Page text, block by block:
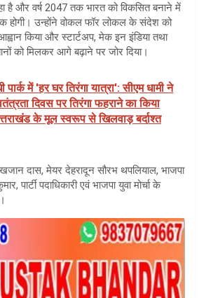
और वर्ष 2047 तक भारत को विकसित बनाने में
होगी। उन्होंने वोकल फॉर लोकल के संदेश को
किया और स्टार्टअप, मेक इन इंडिया तथा
को मिलकर आगे बढ़ाने पर जोर दिया।
पार्क में 'हर घर तिरंगा यात्रा': सीएम धामी ने
दिवस पर तिरंगा फहराने का किया
के मूल स्वरूप से खिलवाड़ बर्दाश्त
दास, मेयर देहरादून सौरभ थपलियाल, भाजपा
पदाधिकारी एवं भाजपा युवा मोर्चा के